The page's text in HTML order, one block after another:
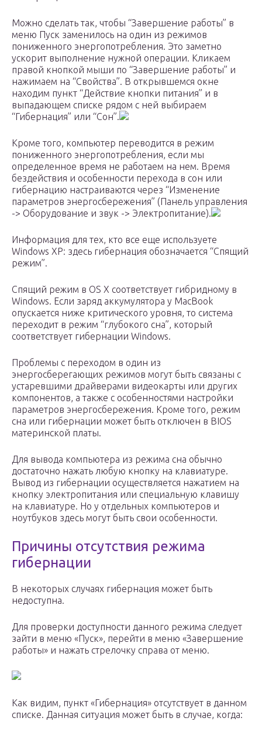
Можно сделать так, чтобы “Завершение работы” в
меню Пуск заменилось на один из режимов
пониженного энергопотребления. Это заметно
ускорит выполнение нужной операции. Кликаем
правой кнопкой мыши по “Завершение работы” и
нажимаем на “Свойства”. В открывшемся окне
находим пункт “Действие кнопки питания” и в
выпадающем списке рядом с ней выбираем
“Гибернация” или “Сон”.
Кроме того, компьютер переводится в режим
пониженного энергопотребления, если мы
определенное время не работаем на нем. Время
бездействия и особенности перехода в сон или
гибернацию настраиваются через “Изменение
параметров энергосбережения” (Панель управления
-> Оборудование и звук -> Электропитание).
Информация для тех, кто все еще используете
Windows XP: здесь гибернация обозначается “Спящий
режим”.
Спящий режим в OS X соответствует гибридному в
Windows. Если заряд аккумулятора у MacBook
опускается ниже критического уровня, то система
переходит в режим “глубокого сна”, который
соответствует гибернации Windows.
Проблемы с переходом в один из
энергосберегающих режимов могут быть связаны с
устаревшими драйверами видеокарты или других
компонентов, а также с особенностями настройки
параметров энергосбережения. Кроме того, режим
сна или гибернации может быть отключен в BIOS
материнской платы.
Для вывода компьютера из режима сна обычно
достаточно нажать любую кнопку на клавиатуре.
Вывод из гибернации осуществляется нажатием на
кнопку электропитания или специальную клавишу
на клавиатуре. Но у отдельных компьютеров и
ноутбуков здесь могут быть свои особенности.
Причины отсутствия режима
гибернации
В некоторых случаях гибернация может быть
недоступна.
Для проверки доступности данного режима следует
зайти в меню «Пуск», перейти в меню «Завершение
работы» и нажать стрелочку справа от меню.
Как видим, пункт «Гибернация» отсутствует в данном
списке. Данная ситуация может быть в случае, когда: